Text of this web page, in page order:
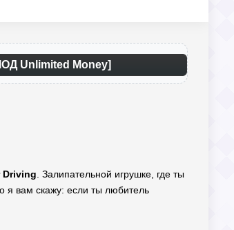
Unlimited Money]
Driving . Залипательной игрушке, где ты
я вам скажу: если ты любитель